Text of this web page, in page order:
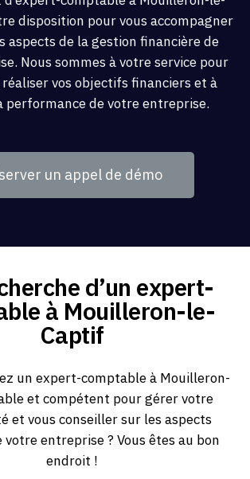
disposition pour vous accompagner
aspects de la gestion financière de
Nous sommes à votre service pour
réaliser vos objectifs financiers et à
performance de votre entreprise.
un appel de démo
d’un expert-
à Mouilleron-le-
Captif
un expert-comptable à Mouilleron-
et compétent pour gérer votre
et vous conseiller sur les aspects
votre entreprise ? Vous êtes au bon
endroit !